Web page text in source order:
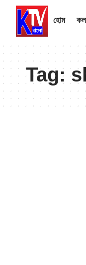
হোম
Tag: